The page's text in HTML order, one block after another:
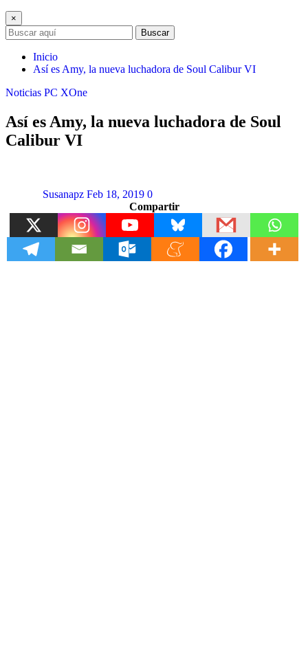
×
Buscar
Inicio
Así es Amy, la nueva luchadora de Soul Calibur VI
Noticias PC XOne
Así es Amy, la nueva luchadora de Soul
Calibur VI
Susanapz Feb 18, 2019 0
Compartir